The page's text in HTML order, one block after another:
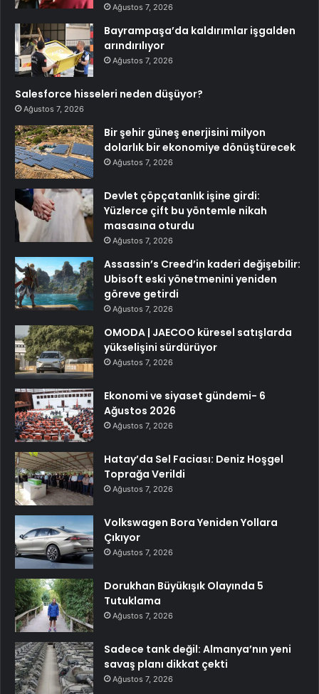
Ağustos 7, 2026
Bayrampaşa’da kaldırımlar işgalden
arındırılıyor
Ağustos 7, 2026
Salesforce hisseleri neden düşüyor?
Ağustos 7, 2026
Bir şehir güneş enerjisini milyon
dolarlık bir ekonomiye dönüştürecek
Ağustos 7, 2026
Devlet çöpçatanlık işine girdi:
Yüzlerce çift bu yöntemle nikah
masasına oturdu
Ağustos 7, 2026
Assassin’s Creed’in kaderi değişebilir:
Ubisoft eski yönetmenini yeniden
göreve getirdi
Ağustos 7, 2026
OMODA | JAECOO küresel satışlarda
yükselişini sürdürüyor
Ağustos 7, 2026
Ekonomi ve siyaset gündemi- 6
Ağustos 2026
Ağustos 7, 2026
Hatay’da Sel Faciası: Deniz Hoşgel
Toprağa Verildi
Ağustos 7, 2026
Volkswagen Bora Yeniden Yollara
Çıkıyor
Ağustos 7, 2026
Dorukhan Büyükışık Olayında 5
Tutuklama
Ağustos 7, 2026
Sadece tank değil: Almanya’nın yeni
savaş planı dikkat çekti
Ağustos 7, 2026